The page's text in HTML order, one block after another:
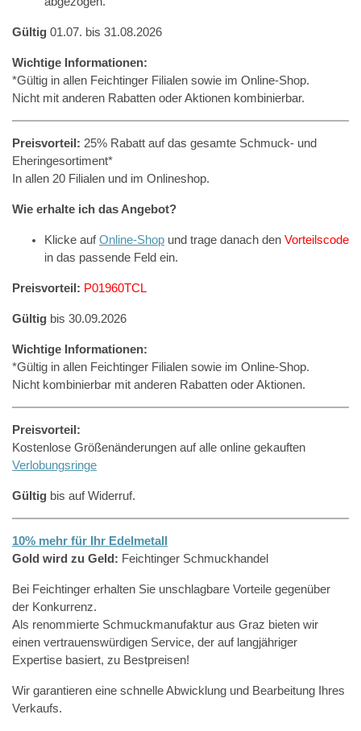
Gültig 01.07. bis 31.08.2026
Wichtige Informationen:
*Gültig in allen Feichtinger Filialen sowie im Online-Shop.
Nicht mit anderen Rabatten oder Aktionen kombinierbar.
Preisvorteil: 25% Rabatt auf das gesamte Schmuck- und
Eheringesortiment*
In allen 20 Filialen und im Onlineshop.
Wie erhalte ich das Angebot?
Klicke aufOnline-Shop und trage danach den Vorteilscode
in das passende Feld ein.
Preisvorteil: P01960TCL
Gültig bis 30.09.2026
Wichtige Informationen:
*Gültig in allen Feichtinger Filialen sowie im Online-Shop.
Nicht kombinierbar mit anderen Rabatten oder Aktionen.
Preisvorteil:
Kostenlose Größenänderungen auf alle online gekauften
Verlobungsringe
Gültig bis auf Widerruf.
10% mehr für Ihr Edelmetall
Gold wird zu Geld: Feichtinger Schmuckhandel
Bei Feichtinger erhalten Sie unschlagbare Vorteile gegenüber
der Konkurrenz.
Als renommierte Schmuckmanufaktur aus Graz bieten wir
einen vertrauenswürdigen Service, der auf langjähriger
Expertise basiert, zu Bestpreisen!
Wir garantieren eine schnelle Abwicklung und Bearbeitung Ihres
Verkaufs.